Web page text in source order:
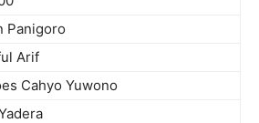
Panigoro
Arif
Cahyo Yuwono